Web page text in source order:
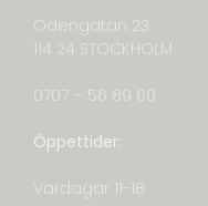
Odengatan 23
114 24 STOCKHOLM
0707 – 56 89 60
Öppettider:
Vardagar 11-18